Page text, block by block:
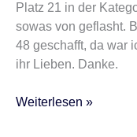
Platz 21 in der
sowas von geflasht.
48 geschafft, da war
ihr Lieben. Danke.
Weiterlesen »